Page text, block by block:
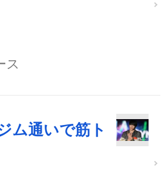
ス
ム通いで筋ト